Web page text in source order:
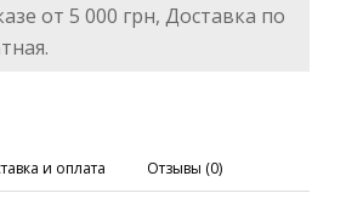
от 5 000 грн, Доставка по
и оплата Отзывы (0)